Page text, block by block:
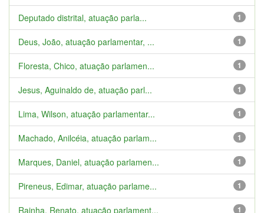
1
Deputado distrital, atuação parla...
1
Deus, João, atuação parlamentar, ...
1
Floresta, Chico, atuação parlamen...
1
Jesus, Aguinaldo de, atuação parl...
1
Lima, Wilson, atuação parlamentar...
1
Machado, Anilcéia, atuação parlam...
1
Marques, Daniel, atuação parlamen...
1
Pireneus, Edimar, atuação parlame...
1
Rainha, Renato, atuação parlament...